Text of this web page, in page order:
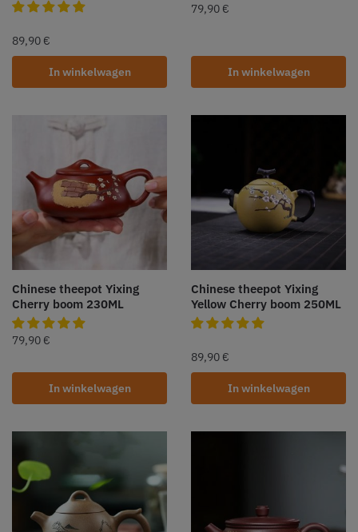
89,90 €
In winkelwagen
79,90 €
In winkelwagen
Chinese theepot Yixing
Cherry boom 230ML
79,90 €
In winkelwagen
Chinese theepot Yixing
Yellow Cherry boom 250ML
89,90 €
In winkelwagen